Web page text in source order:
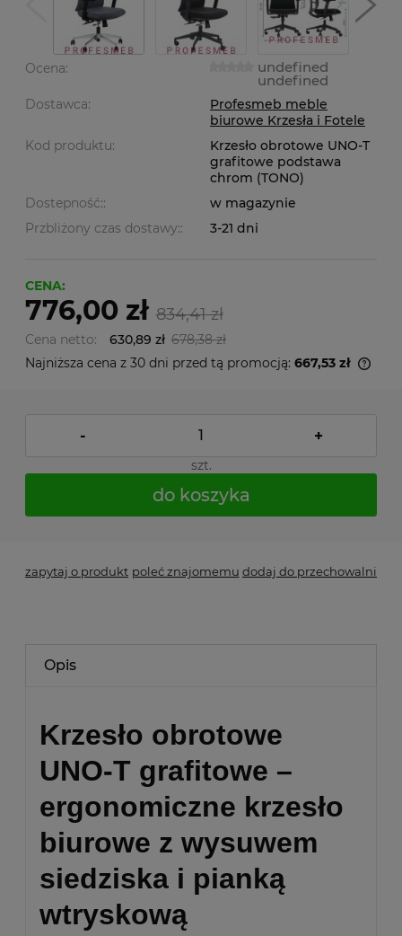
Ocena: undefined
undefined
Dostawca:
Profesmeb meble
biurowe Krzesła i Fotele
Kod produktu:
Krzesło obrotowe UNO-T
grafitowe podstawa
chrom (TONO)
Dostepność::
w magazynie
Przbliżony czas dostawy::
3-21 dni
CENA:
776,00 zł 834,41 zł
Cena netto: 630,89 zł 678,38 zł
Najniższa cena z 30 dni przed tą promocją: 667,53 zł
- +
szt.
do koszyka
zapytaj o produkt poleć znajomemu dodaj do przechowalni
Opis
Krzesło obrotowe
UNO-T grafitowe –
ergonomiczne krzesło
biurowe z wysuwem
siedziska i pianką
wtryskową